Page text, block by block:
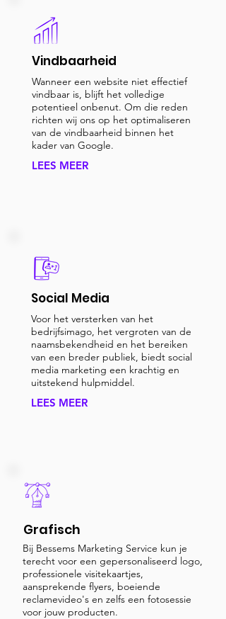
Vindbaarheid
Wanneer een website niet effectief
vindbaar is, blijft het volledige
potentieel onbenut. Om die reden
richten wij ons op het optimaliseren
van de vindbaarheid binnen het
kader van Google.
LEES MEER
Social Media
Voor het versterken van het
bedrijfsimago, het vergroten van de
naamsbekendheid en het bereiken
van een breder publiek, biedt social
media marketing een krachtig en
uitstekend hulpmiddel.
LEES MEER
Grafisch
Bij Bessems Marketing Service kun je
terecht voor een gepersonaliseerd logo,
professionele visitekaartjes,
aansprekende flyers, boeiende
reclamevideo's en zelfs een fotosessie
voor jouw producten.